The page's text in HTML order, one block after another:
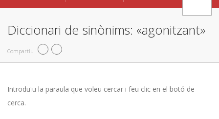
Diccionari de sinònims: «agonitzant»
Compartiu
Introduïu la paraula que voleu cercar i feu clic en el botó de
cerca.